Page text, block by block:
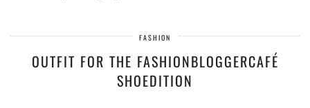
FASHION
OUTFIT FOR THE FASHIONBLOGGERCAFÉ
SHOEDITION